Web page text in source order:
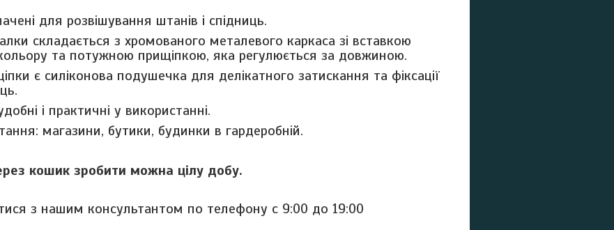
для розвішування штанів і спідниць.
складається з хромованого металевого каркаса зі вставкою
та потужною прищіпкою, яка регулюється за довжиною.
є силіконова подушечка для делікатного затискання та фіксації
і практичні у використанні.
магазини, бутики, будинки в гардеробній.
кошик зробити можна цілу добу.
з нашим консультантом по телефону с 9:00 до 19:00